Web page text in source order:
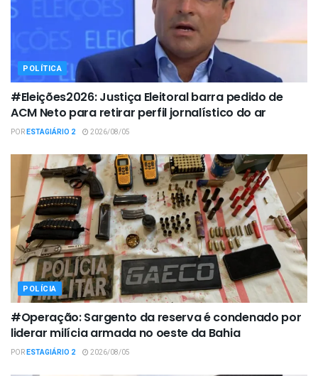
POLÍTICA
#Eleições2026: Justiça Eleitoral barra pedido de
ACM Neto para retirar perfil jornalístico do ar
PORESTAGIÁRIO 2 2026/08/05
POLÍCIA
#Operação: Sargento da reserva é condenado por
liderar milícia armada no oeste da Bahia
PORESTAGIÁRIO 2 2026/08/05